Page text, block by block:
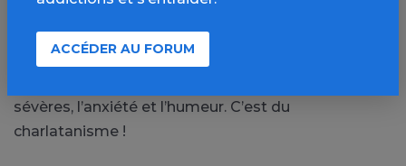
Méfiance également sur les effets “magiques”
sévères, l’anxiété et l’humeur. C’est du
charlatanisme !
ACCÉDER AU FORUM